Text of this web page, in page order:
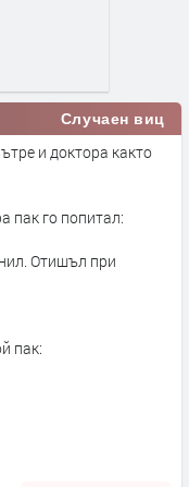
Случаен виц
и доктора както
пак го попитал:
Отишъл при
пак: